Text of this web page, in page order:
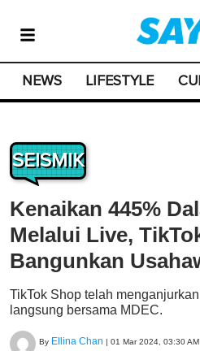
NEWS LIFESTYLE
SEISMIK
Kenaikan 445%
Melalui Live,
Bangunkan
TikTok Shop telah
langsung bersama MDEC.
By Ellina Chan | 01 Mar 2024, 03:30 AM